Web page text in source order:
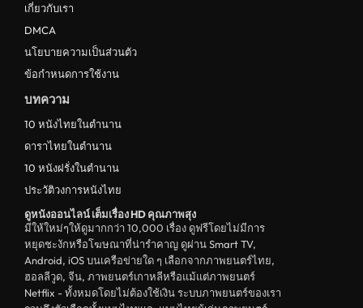
ดูหนังชีวประวัติ Biography
ดูหนังเกาหลีใต้ South Korea
ระทึกขวัญ
ตลก
ดูหนังจีน China
unknown
ดูหนังอีโรติก R18+ erotic
บู๊
หนังฝรั่ง
เกี่ยวกับเรา
DMCA
นโยบายความเป็นส่วนตัว
ข้อกำหนดการใช้งาน
บทความ
10 หนังไทยในตำนาน
ดาราไทยในตำนาน
10 หนังฝรั่งในตำนาน
ประวัติวงการหนังไทย
ดูหนังออนไลน์ เต็มเรื่อง HD คุณภาพสุง
มีให้ใหม่ๆให้ดูมากกว่า 10,000 เรื่อง ดูฟรีโดยไม่มีการ
หยุดชะงักหรือโฆษณาที่น่ารำคาญ ดูผ่าน Smart TV,
Android, iOS บนเครือข่ายใด ๆ เลือกจากภาพยนตร์ไทย,
ฮอลลีวูด, จีน, ภาพยนตร์เกาหลีหรือแม้แต่ภาพยนตร์
Netflix - ทั้งหมดโดยไม่ต้องใช้เงิน ระบบภาพยนตร์ของเรา